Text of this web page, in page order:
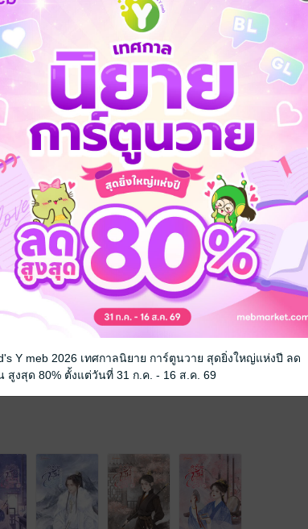
เฉินวั่งซู’ คนใหม่ก็ก้าวหน้าไปอีกขั้น
นเป็นเลิศ มารยาหญิงร้อยเล่มเกวียนถูกงัดขึ้นมาใช้
วี๋ย’ ให้เป็นทาสรัก ทำทุกอย่างตามความปรารถนาของนาง
ยนเจวี๋ยผู้นี้หาใช่คนแบบที่นางคิดมาตั้งแต่แรก!
ม่ค่อยมีประโยชน์เอาเสียเลย
ยนเช่นนิยายเรื่องอื่นก็แล้วไปเถิด บางครั้งยังบอกข้อมูลที่ไร้สาระ
ำให้นางต้องเสียท่าจบชีวิต!
นกว่าที่นางเคยอ่านไปมาก
นแปล
างนี้!
นักพิมพ์ จะไม่มีขายโดย
ขายโดยตรงเลยจ้ะ
Y meb 2026 เทศกาลนิยาย การ์ตูนวาย สุดยิ่งใหญ่แห่งปี ลด
สูงสุด 80% ตั้งแต่วันที่ 31 ก.ค. - 16 ส.ค. 69